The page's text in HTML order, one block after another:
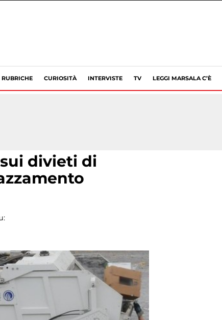
RUBRICHE CURIOSITÀ INTERVISTE TV LEGGI MARSALA C’È
divieti di